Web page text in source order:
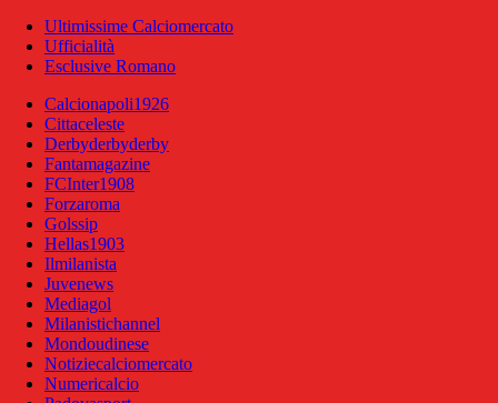
Ultimissime Calciomercato
Ufficialità
Esclusive Romano
Calcionapoli1926
Cittaceleste
Derbyderbyderby
Fantamagazine
FCInter1908
Forzaroma
Golssip
Hellas1903
Ilmilanista
Juvenews
Mediagol
Milanistichannel
Mondoudinese
Notiziecalciomercato
Numericalcio